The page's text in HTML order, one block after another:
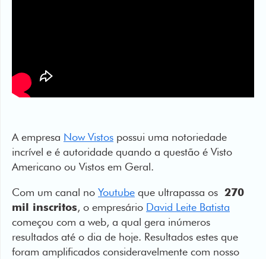
A empresa Now Vistos possui uma notoriedade
incrível e é autoridade quando a questão é Visto
Americano ou Vistos em Geral.
Com um canal no Youtube que ultrapassa os 270
mil inscritos, o empresário David Leite Batista
começou com a web, a qual gera inúmeros
resultados até o dia de hoje. Resultados estes que
foram amplificados consideravelmente com nosso